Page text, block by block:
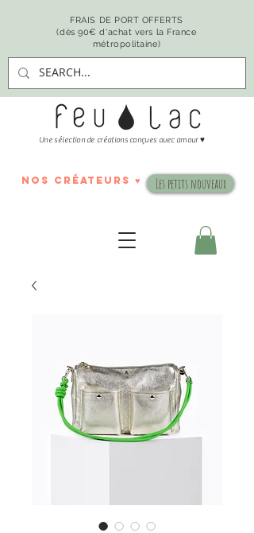
Une sélection de créations conçues avec amour♥
FRAIS DE PORT OFFERTS
(dès 90€ d'achat vers la France
métropolitaine)
nos créateurs ♥ Les petits nouveaux